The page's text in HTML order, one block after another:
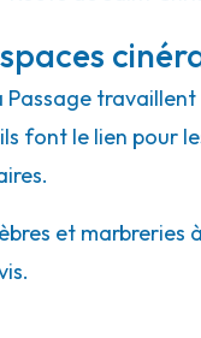
Passage
font le lien pour
et